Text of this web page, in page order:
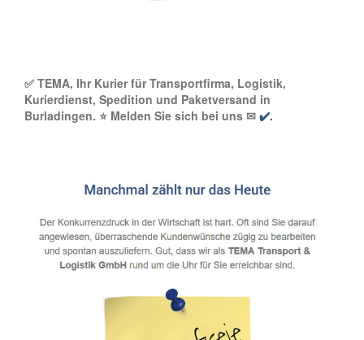
✅ TEMA, Ihr Kurier für Transportfirma, Logistik,
Kurierdienst, Spedition und Paketversand in
Burladingen. ⭐ Melden Sie sich bei uns ✉ ✔️.